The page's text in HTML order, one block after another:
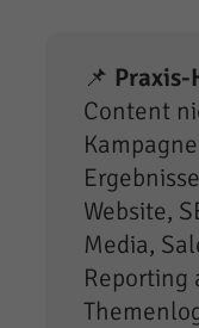
📌
Content
Website,
Media,
Reporting